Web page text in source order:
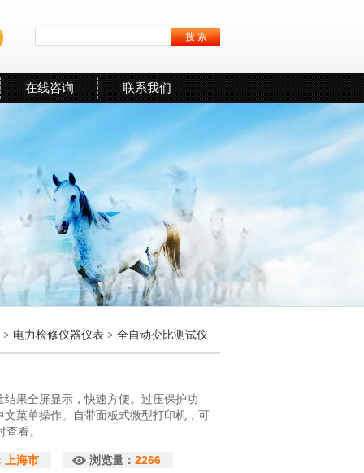
在线咨询 联系我们
> 电力检修仪器仪表 > 全自动变比测试仪
果全屏显示，快速方便。过压保护功
菜单操作。自带面板式微型打印机，可
看。
上海市 浏览量： 2266